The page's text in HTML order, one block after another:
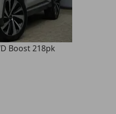
Boost 218pk